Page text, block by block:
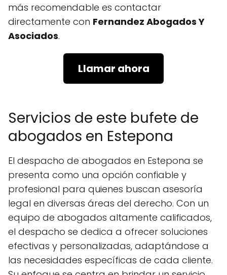
más recomendable es contactar
directamente con Fernandez Abogados Y
Asociados.
Llamar ahora
Servicios de este bufete de
abogados en Estepona
El despacho de abogados en Estepona se
presenta como una opción confiable y
profesional para quienes buscan asesoría
legal en diversas áreas del derecho. Con un
equipo de abogados altamente calificados,
el despacho se dedica a ofrecer soluciones
efectivas y personalizadas, adaptándose a
las necesidades específicas de cada cliente.